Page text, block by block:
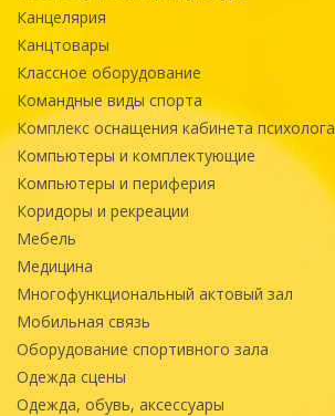
Канцелярия
Канцтовары
Классное оборудование
Командные виды спорта
Комплекс оснащения кабинета психолога
Компьютеры и комплектующие
Компьютеры и периферия
Коридоры и рекреации
Мебель
Медицина
Многофункциональный актовый зал
Мобильная связь
Оборудование спортивного зала
Одежда сцены
Одежда, обувь, аксессуары